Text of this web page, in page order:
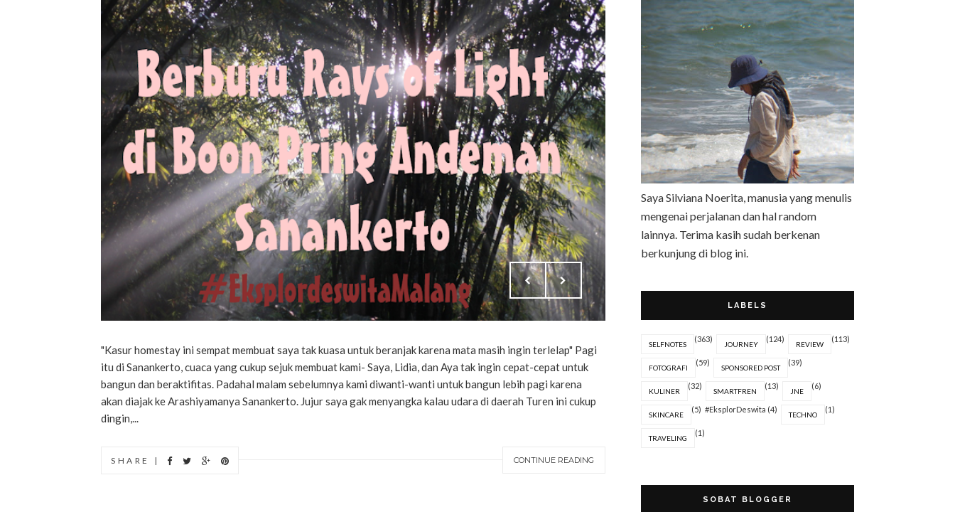
"Kasur homestay ini sempat membuat saya tak kuasa untuk beranjak karena mata masih ingin terlelap" Pagi
itu di Sanankerto, cuaca yang cukup sejuk membuat kami- Saya, Lidia, dan Aya tak ingin cepat-cepat untuk
bangun dan beraktifitas. Padahal malam sebelumnya kami diwanti-wanti untuk bangun lebih pagi karena
akan diajak ke Arashiyamanya Sanankerto. Jujur saya gak menyangka kalau udara di daerah Turen ini cukup
dingin,...
CONTINUE READING
SHARE |
Saya Silviana Noerita, manusia yang menulis
mengenai perjalanan dan hal random
lainnya. Terima kasih sudah berkenan
berkunjung di blog ini.
LABELS
SELFNOTES
(363)
JOURNEY
(124)
REVIEW
(113)
FOTOGRAFI
(59)
SPONSORED POST
(39)
KULINER
(32)
SMARTFREN
(13)
JNE
(6)
SKINCARE
(5) #EksplorDeswita (4)
TECHNO
(1)
TRAVELING
(1)
SOBAT BLOGGER